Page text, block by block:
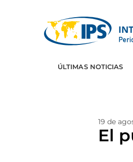
ÚLTIMAS NOTICIAS
19 de
El